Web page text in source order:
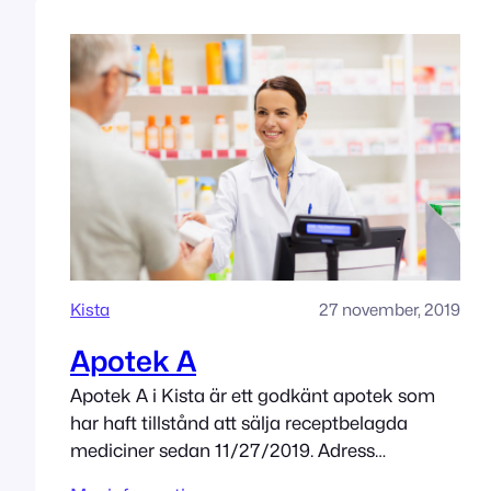
Kista 27 november, 2019
Apotek A
Apotek A i Kista är ett godkänt apotek som
har haft tillstånd att sälja receptbelagda
mediciner sedan 11/27/2019. Adress